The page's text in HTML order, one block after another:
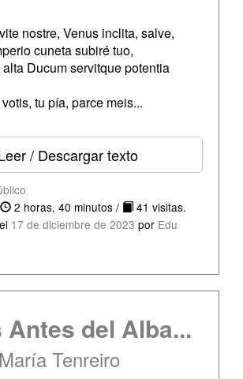
nostre, Venus inclita, salve,
cuneta subiré tuo,
alta Ducum servitque potentia
tu pía, parce meis...
/ Descargar texto
2 horas, 40 minutos /
41 visitas.
17 de diciembre de 2023 por Edu
Antes del Alba...
Tenreiro